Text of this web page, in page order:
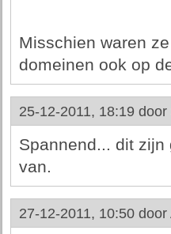
Misschien waren
domeinen ook op
25-12-2011, 18:19 door
Spannend... dit
van.
27-12-2011, 10:50 door